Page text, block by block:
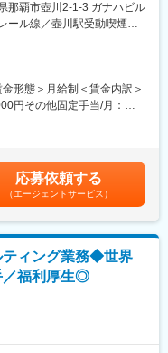
備）全般を手掛ける総合設
案、基本計画、実施計画、
きる総合力の高さをご評
の法人様と幅広くお取引が
応える体制を作るべく、増
計業務及びCADオペレータ
先輩社員によるOJT制度も
じめ、ストレスのない環
いています。
設備）全般を手掛ける総合
那覇市壺川2-1-3 ガナハビル
ール線／壺川駅受動喫煙対
よびすべての支店
形態＞月給制＜賃金内訳＞
円その他固定手当/月：
／会社の業績および個人の
給（想定賞与：年2回合計
賃金はあくまでも目安の
能性があります。月給(月額)
応募依頼する
（エージェントサービス）
ティング業務◆世界
／福利厚生◎